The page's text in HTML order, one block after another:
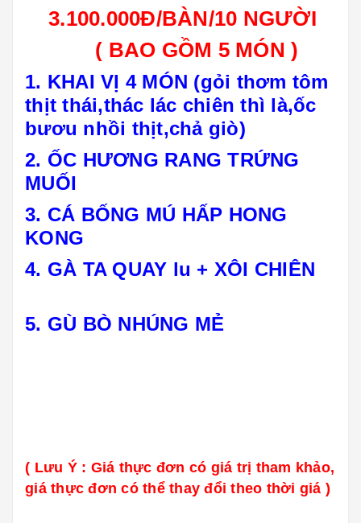
3.100.000Đ/BÀN/10 NGƯỜI
( BAO GỒM 5 MÓN )
1. KHAI VỊ 4 MÓN (gỏi thơm tôm
thịt thái,thác lác chiên thì là,ốc
bươu nhồi thịt,chả giò)
2. ỐC HƯƠNG RANG TRỨNG
MUỐI
3. CÁ BỐNG MÚ HẤP HONG
KONG
4. GÀ TA QUAY lu + XÔI CHIÊN
5. GÙ BÒ NHÚNG MẺ
( Lưu Ý : Giá thực đơn có giá trị tham khảo,
giá thực đơn có thể thay đổi theo thời giá )